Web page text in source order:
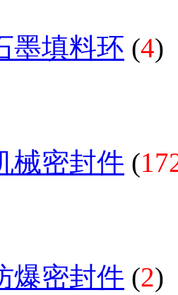
墨填料环 (4)
械密封件 (
爆密封件 (2)